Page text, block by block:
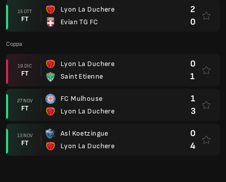
15 OTT
FT
Lyon La Duchere
Evian TG FC
2
0
Coppa
19 DIC
FT
Lyon La Duchere
Saint Etienne
0
1
27 NOV
FT
FC Mulhouse
Lyon La Duchere
1
3
13 NOV
FT
Asl Koetzingue
Lyon La Duchere
0
4